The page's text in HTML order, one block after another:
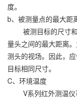
度。
b、被测量点的最大距
被测目标的尺寸和
量头之间的最大距离
测头的视场。因此，
目标相同尺寸。
C、环境温度
V系列红外测温仪